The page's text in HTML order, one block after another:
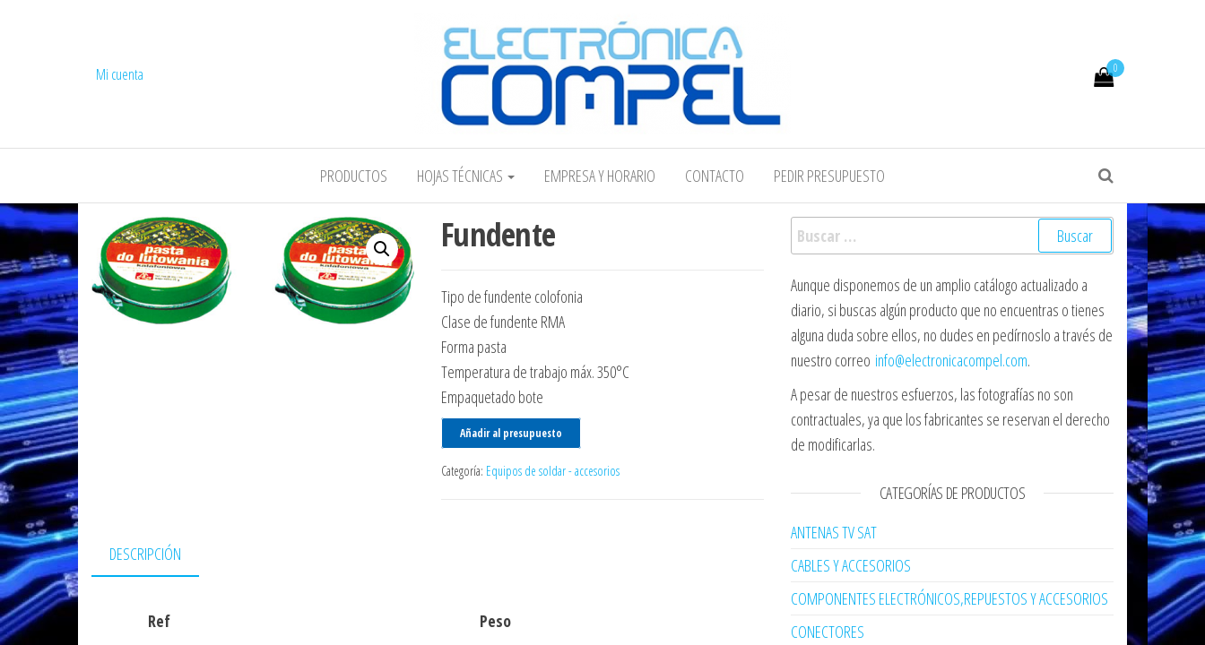
COMPEL Electrónica COMPEL
0
Mi cuenta
PRODUCTOS HOJAS TÉCNICAS EMPRESA Y HORARIO CONTACTO PEDIR PRESUPUESTO
Fundente
Tipo de fundente colofonia
Clase de fundente RMA
Forma pasta
Temperatura de trabajo máx. 350°C
Empaquetado bote
Añadir al presupuesto
Categoría: Equipos de soldar - accesorios
DESCRIPCIÓN
Ref
Peso
Buscar:
Aunque disponemos de un amplio catálogo actualizado a
diario, si buscas algún producto que no encuentras o tienes
alguna duda sobre ellos, no dudes en pedírnoslo a través de
nuestro correo info@electronicacompel.com.
A pesar de nuestros esfuerzos, las fotografías no son
contractuales, ya que los fabricantes se reservan el derecho
de modificarlas.
CATEGORÍAS DE PRODUCTOS
ANTENAS TV SAT
CABLES Y ACCESORIOS
COMPONENTES ELECTRÓNICOS,REPUESTOS Y ACCESORIOS
CONECTORES